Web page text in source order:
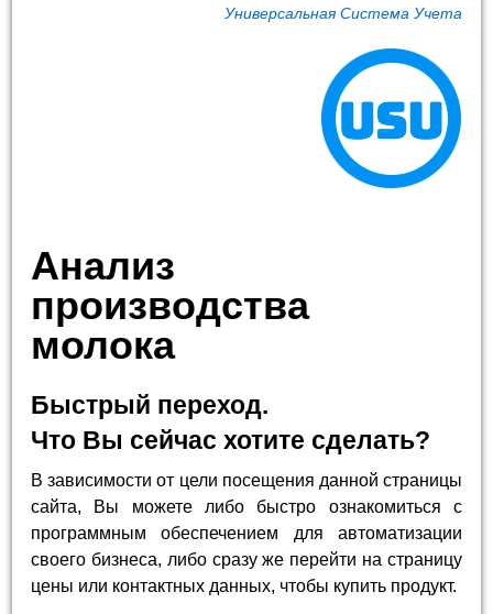
Универсальная Система Учета
Анализ
производства
молока
Быстрый переход.
Что Вы сейчас хотите сделать?
В зависимости от цели посещения данной страницы
сайта, Вы можете либо быстро ознакомиться с
программным обеспечением для автоматизации
своего бизнеса, либо сразу же перейти на страницу
цены или контактных данных, чтобы купить продукт.